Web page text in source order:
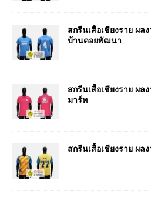
สกรีนเสื้อเชียงราย ผล
บ้านดอยพัฒนา
สกรีนเสื้อเชียงราย ผล
มาร์ท
สกรีนเสื้อเชียงราย ผล